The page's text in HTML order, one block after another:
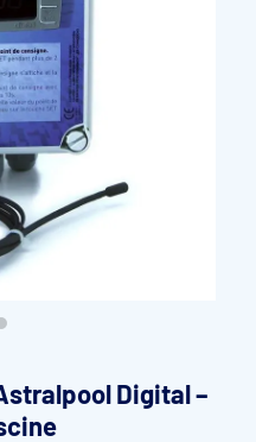
filtration
Digital –